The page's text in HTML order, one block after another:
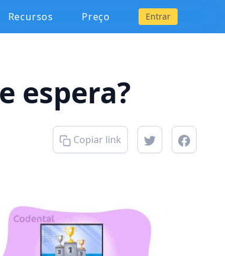
Recursos Preço Entrar
espera?
Copiar link